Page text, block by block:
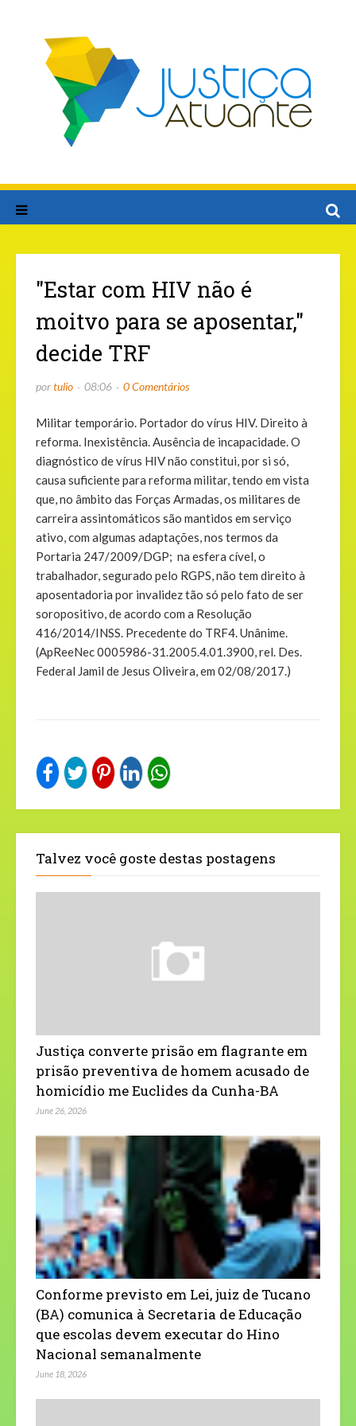
"Estar com HIV não é
moitvo para se aposentar,"
decide TRF
portulio 08:06 0 Comentários
Militar temporário. Portador do vírus HIV. Direito à
reforma. Inexistência. Ausência de incapacidade. O
diagnóstico de vírus HIV não constitui, por si só,
causa suficiente para reforma militar, tendo em vista
que, no âmbito das Forças Armadas, os militares de
carreira assintomáticos são mantidos em serviço
ativo, com algumas adaptações, nos termos da
Portaria 247/2009/DGP; na esfera cível, o
trabalhador, segurado pelo RGPS, não tem direito à
aposentadoria por invalidez tão só pelo fato de ser
soropositivo, de acordo com a Resolução
416/2014/INSS. Precedente do TRF4. Unânime.
(ApReeNec 0005986-31.2005.4.01.3900, rel. Des.
Federal Jamil de Jesus Oliveira, em 02/08/2017.)
Talvez você goste destas postagens
Justiça converte prisão em flagrante em
prisão preventiva de homem acusado de
homicídio me Euclides da Cunha-BA
June 26, 2026
Conforme previsto em Lei, juiz de Tucano
(BA) comunica à Secretaria de Educação
que escolas devem executar do Hino
Nacional semanalmente
June 18, 2026